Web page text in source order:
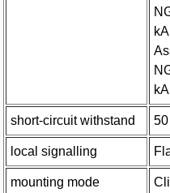
kA
kA
short-circuit withstand
local signalling
mounting mode